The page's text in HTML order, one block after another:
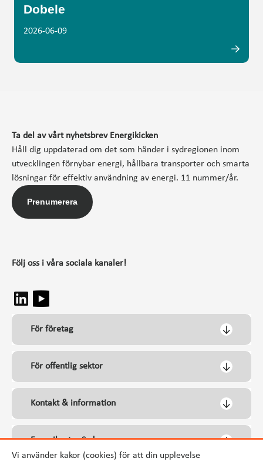
Vi använder kakor (cookies) för att din upplevelse
Dobele
2026-06-09
Ta del av vårt nyhetsbrev Energikicken
Håll dig uppdaterad om det som händer i sydregionen inom
utvecklingen förnybar energi, hållbara transporter och smarta
lösningar för effektiv användning av energi. 11 nummer/år.
Prenumerera
Följ oss i våra sociala kanaler!
För företag
För offentlig sektor
Kontakt & information
Energikontor Syd